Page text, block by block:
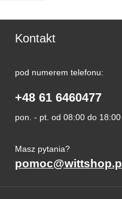
Kontakt
pod numerem telefonu:
+48 61 6460477
pon. - pt. od 08:00 do 18:00
Masz pytania?
pomoc@wittshop.pl